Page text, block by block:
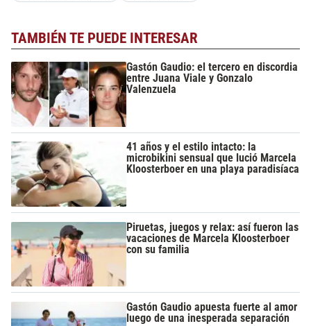
TAMBIÉN TE PUEDE INTERESAR
Gastón Gaudio: el tercero en discordia
entre Juana Viale y Gonzalo
Valenzuela
41 años y el estilo intacto: la
microbikini sensual que lució Marcela
Kloosterboer en una playa paradisíaca
Piruetas, juegos y relax: así fueron las
vacaciones de Marcela Kloosterboer
con su familia
Gastón Gaudio apuesta fuerte al amor
luego de una inesperada separación